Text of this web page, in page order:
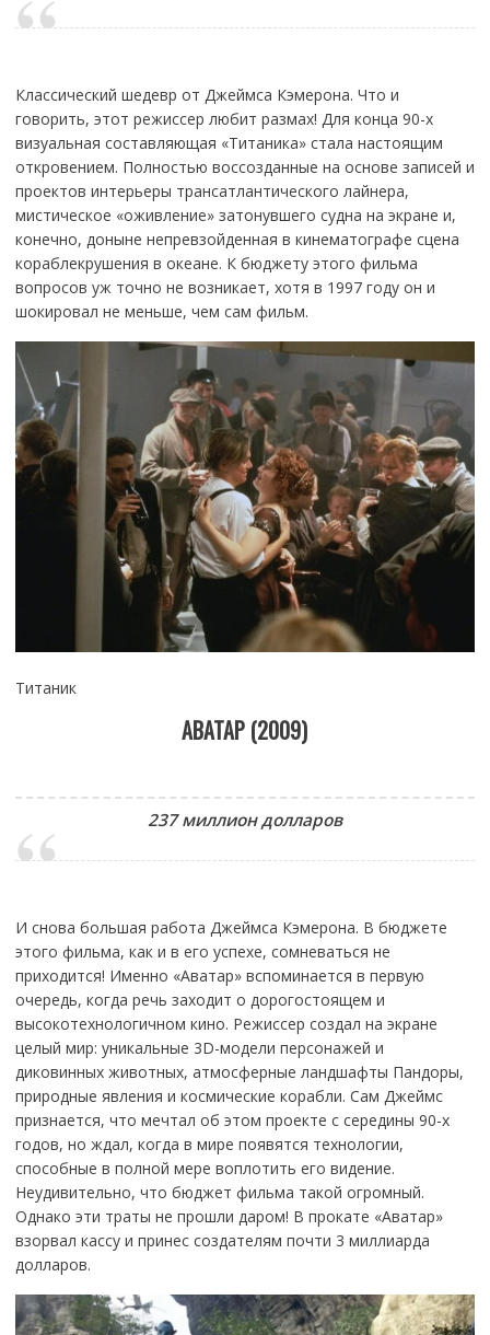
Классический шедевр от Джеймса Кэмерона. Что и
говорить, этот режиссер любит размах! Для конца 90-х
визуальная составляющая «Титаника» стала настоящим
откровением. Полностью воссозданные на основе записей и
проектов интерьеры трансатлантического лайнера,
мистическое «оживление» затонувшего судна на экране и,
конечно, доныне непревзойденная в кинематографе сцена
кораблекрушения в океане. К бюджету этого фильма
вопросов уж точно не возникает, хотя в 1997 году он и
шокировал не меньше, чем сам фильм.
Титаник
АВАТАР (2009)
237 миллион долларов
И снова большая работа Джеймса Кэмерона. В бюджете
этого фильма, как и в его успехе, сомневаться не
приходится! Именно «Аватар» вспоминается в первую
очередь, когда речь заходит о дорогостоящем и
высокотехнологичном кино. Режиссер создал на экране
целый мир: уникальные 3D-модели персонажей и
диковинных животных, атмосферные ландшафты Пандоры,
природные явления и космические корабли. Сам Джеймс
признается, что мечтал об этом проекте с середины 90-х
годов, но ждал, когда в мире появятся технологии,
способные в полной мере воплотить его видение.
Неудивительно, что бюджет фильма такой огромный.
Однако эти траты не прошли даром! В прокате «Аватар»
взорвал кассу и принес создателям почти 3 миллиарда
долларов.